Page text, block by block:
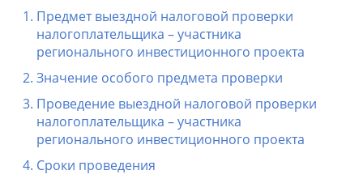
Предмет выездной налоговой проверки
налогоплательщика – участника
регионального инвестиционного проекта
Значение особого предмета проверки
Проведение выездной налоговой проверки
налогоплательщика – участника
регионального инвестиционного проекта
Сроки проведения